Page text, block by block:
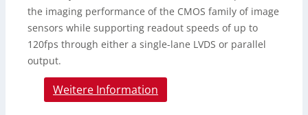
the imaging performance of the CMOS family of image
sensors while supporting readout speeds of up to
120fps through either a single-lane LVDS or parallel
output.
Weitere Information